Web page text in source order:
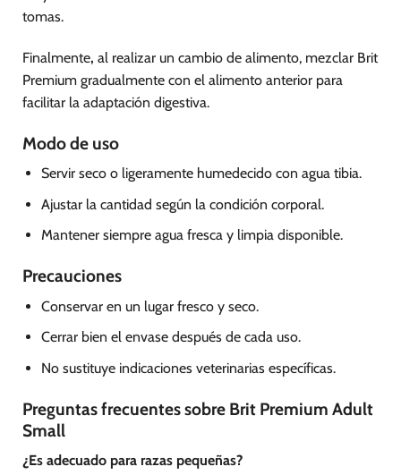
tomas.
Finalmente, al realizar un cambio de alimento, mezclar Brit
Premium gradualmente con el alimento anterior para
facilitar la adaptación digestiva.
Modo de uso
Servir seco o ligeramente humedecido con agua tibia.
Ajustar la cantidad según la condición corporal.
Mantener siempre agua fresca y limpia disponible.
Precauciones
Conservar en un lugar fresco y seco.
Cerrar bien el envase después de cada uso.
No sustituye indicaciones veterinarias específicas.
Preguntas frecuentes sobre Brit Premium Adult
Small
¿Es adecuado para razas pequeñas?